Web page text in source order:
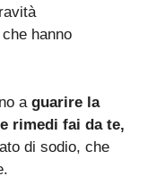
hanno
a guarire la
rimedi fai da te,
di sodio, che